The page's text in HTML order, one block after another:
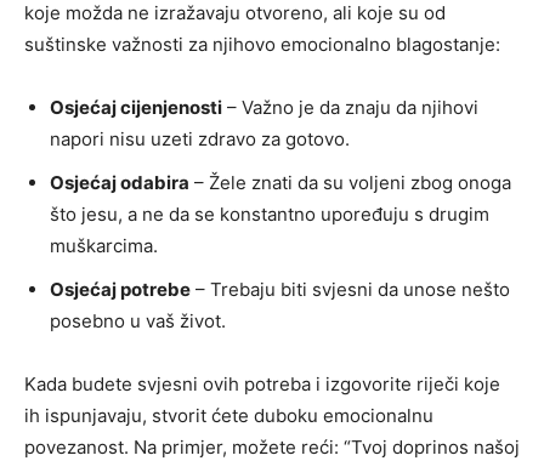
koje možda ne izražavaju otvoreno, ali koje su od
suštinske važnosti za njihovo emocionalno blagostanje:
Osjećaj cijenjenosti – Važno je da znaju da njihovi
napori nisu uzeti zdravo za gotovo.
Osjećaj odabira – Žele znati da su voljeni zbog onoga
što jesu, a ne da se konstantno upoređuju s drugim
muškarcima.
Osjećaj potrebe – Trebaju biti svjesni da unose nešto
posebno u vaš život.
Kada budete svjesni ovih potreba i izgovorite riječi koje
ih ispunjavaju, stvorit ćete duboku emocionalnu
povezanost. Na primjer, možete reći: “Tvoj doprinos našoj